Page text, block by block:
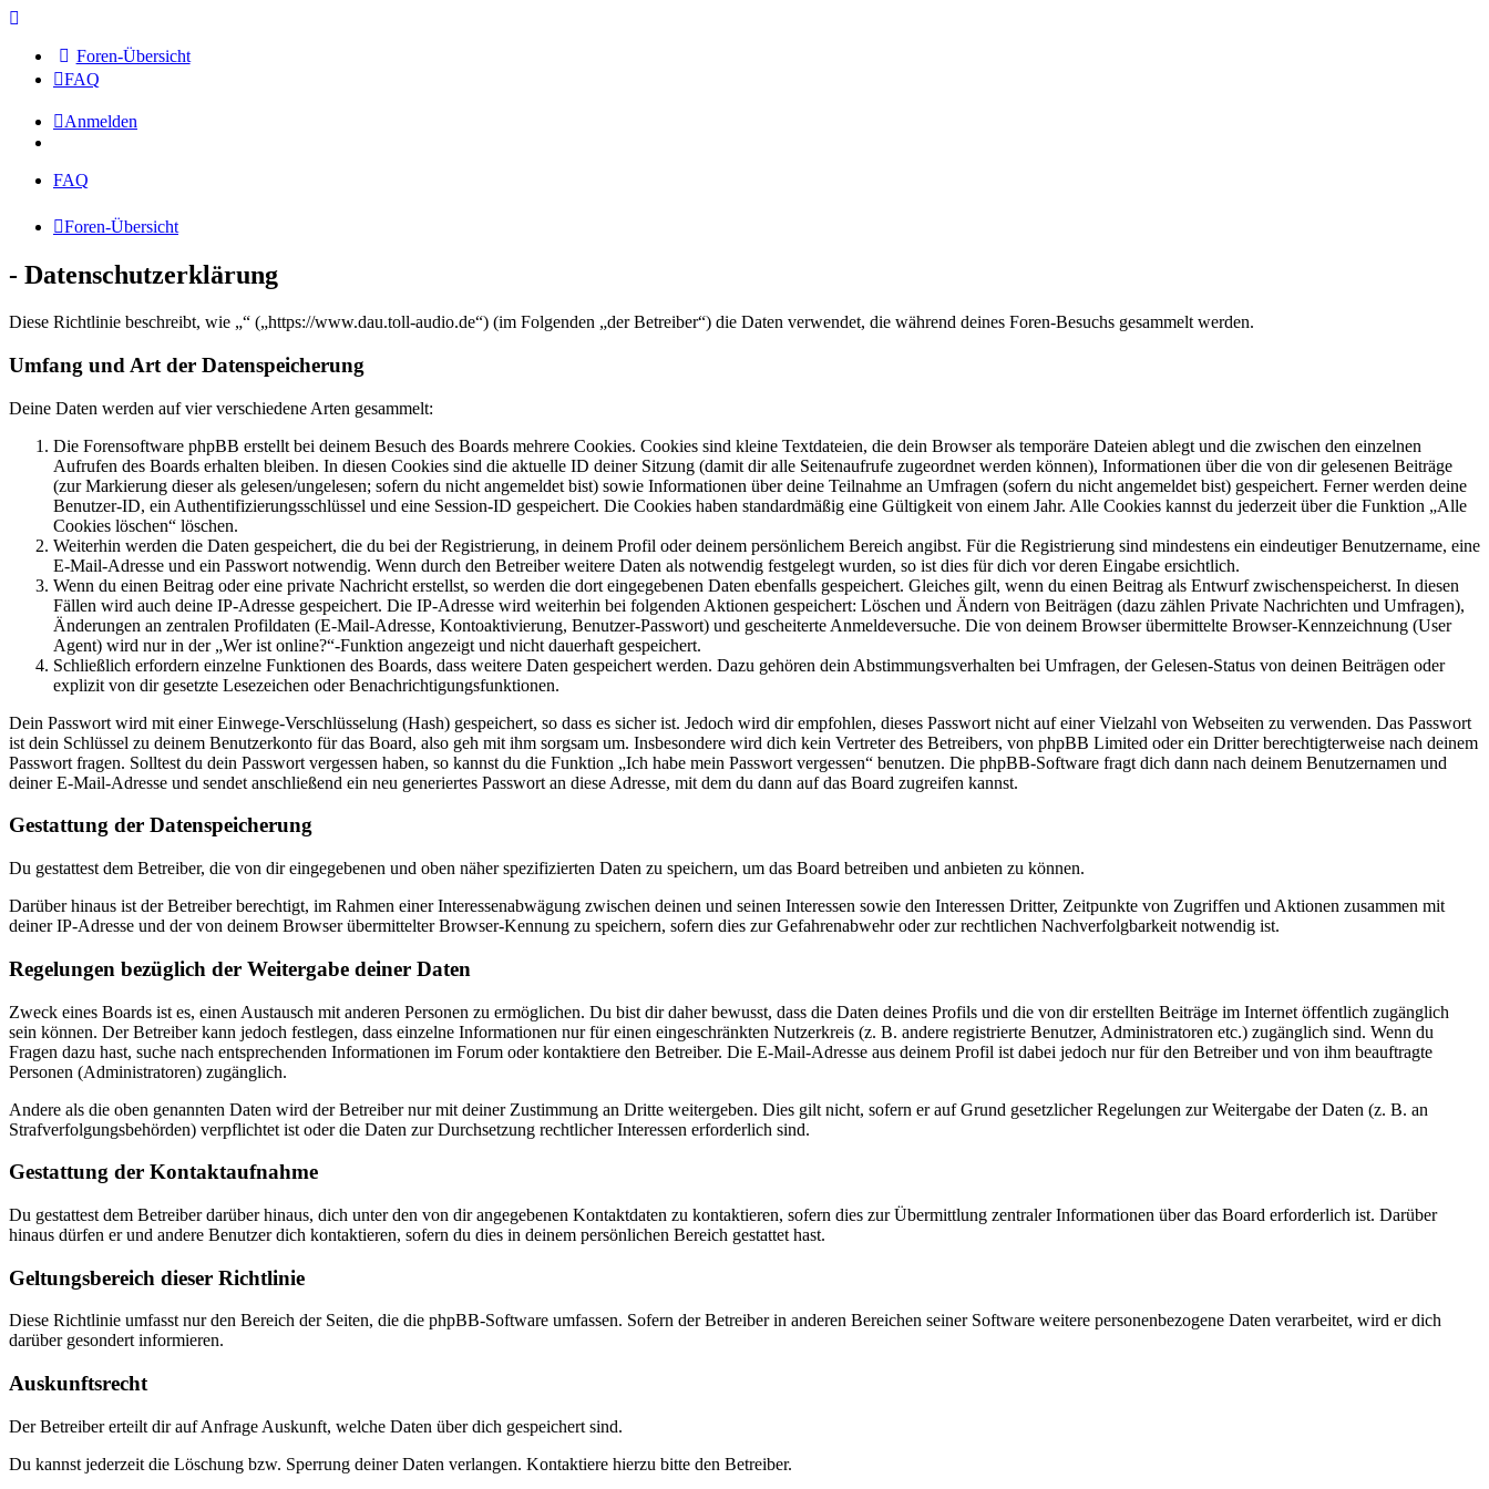
Foren-Übersicht
FAQ
Anmelden
FAQ
Foren-Übersicht
- Datenschutzerklärung
Diese Richtlinie beschreibt, wie „“ („https://www.dau.toll-audio.de“) (im Folgenden „der Betreiber“) die Daten verwendet, die während deines Foren-Besuchs gesammelt werden.
Umfang und Art der Datenspeicherung
Deine Daten werden auf vier verschiedene Arten gesammelt:
Die Forensoftware phpBB erstellt bei deinem Besuch des Boards mehrere Cookies. Cookies sind kleine Textdateien, die dein Browser als temporäre Dateien ablegt und die zwischen den einzelnen
Aufrufen des Boards erhalten bleiben. In diesen Cookies sind die aktuelle ID deiner Sitzung (damit dir alle Seitenaufrufe zugeordnet werden können), Informationen über die von dir gelesenen Beiträge
(zur Markierung dieser als gelesen/ungelesen; sofern du nicht angemeldet bist) sowie Informationen über deine Teilnahme an Umfragen (sofern du nicht angemeldet bist) gespeichert. Ferner werden deine
Benutzer-ID, ein Authentifizierungsschlüssel und eine Session-ID gespeichert. Die Cookies haben standardmäßig eine Gültigkeit von einem Jahr. Alle Cookies kannst du jederzeit über die Funktion „Alle
Cookies löschen“ löschen.
Weiterhin werden die Daten gespeichert, die du bei der Registrierung, in deinem Profil oder deinem persönlichem Bereich angibst. Für die Registrierung sind mindestens ein eindeutiger Benutzername, eine
E-Mail-Adresse und ein Passwort notwendig. Wenn durch den Betreiber weitere Daten als notwendig festgelegt wurden, so ist dies für dich vor deren Eingabe ersichtlich.
Wenn du einen Beitrag oder eine private Nachricht erstellst, so werden die dort eingegebenen Daten ebenfalls gespeichert. Gleiches gilt, wenn du einen Beitrag als Entwurf zwischenspeicherst. In diesen
Fällen wird auch deine IP-Adresse gespeichert. Die IP-Adresse wird weiterhin bei folgenden Aktionen gespeichert: Löschen und Ändern von Beiträgen (dazu zählen Private Nachrichten und Umfragen),
Änderungen an zentralen Profildaten (E-Mail-Adresse, Kontoaktivierung, Benutzer-Passwort) und gescheiterte Anmeldeversuche. Die von deinem Browser übermittelte Browser-Kennzeichnung (User
Agent) wird nur in der „Wer ist online?“-Funktion angezeigt und nicht dauerhaft gespeichert.
Schließlich erfordern einzelne Funktionen des Boards, dass weitere Daten gespeichert werden. Dazu gehören dein Abstimmungsverhalten bei Umfragen, der Gelesen-Status von deinen Beiträgen oder
explizit von dir gesetzte Lesezeichen oder Benachrichtigungsfunktionen.
Dein Passwort wird mit einer Einwege-Verschlüsselung (Hash) gespeichert, so dass es sicher ist. Jedoch wird dir empfohlen, dieses Passwort nicht auf einer Vielzahl von Webseiten zu verwenden. Das Passwort
ist dein Schlüssel zu deinem Benutzerkonto für das Board, also geh mit ihm sorgsam um. Insbesondere wird dich kein Vertreter des Betreibers, von phpBB Limited oder ein Dritter berechtigterweise nach deinem
Passwort fragen. Solltest du dein Passwort vergessen haben, so kannst du die Funktion „Ich habe mein Passwort vergessen“ benutzen. Die phpBB-Software fragt dich dann nach deinem Benutzernamen und
deiner E-Mail-Adresse und sendet anschließend ein neu generiertes Passwort an diese Adresse, mit dem du dann auf das Board zugreifen kannst.
Gestattung der Datenspeicherung
Du gestattest dem Betreiber, die von dir eingegebenen und oben näher spezifizierten Daten zu speichern, um das Board betreiben und anbieten zu können.
Darüber hinaus ist der Betreiber berechtigt, im Rahmen einer Interessenabwägung zwischen deinen und seinen Interessen sowie den Interessen Dritter, Zeitpunkte von Zugriffen und Aktionen zusammen mit
deiner IP-Adresse und der von deinem Browser übermittelter Browser-Kennung zu speichern, sofern dies zur Gefahrenabwehr oder zur rechtlichen Nachverfolgbarkeit notwendig ist.
Regelungen bezüglich der Weitergabe deiner Daten
Zweck eines Boards ist es, einen Austausch mit anderen Personen zu ermöglichen. Du bist dir daher bewusst, dass die Daten deines Profils und die von dir erstellten Beiträge im Internet öffentlich zugänglich
sein können. Der Betreiber kann jedoch festlegen, dass einzelne Informationen nur für einen eingeschränkten Nutzerkreis (z. B. andere registrierte Benutzer, Administratoren etc.) zugänglich sind. Wenn du
Fragen dazu hast, suche nach entsprechenden Informationen im Forum oder kontaktiere den Betreiber. Die E-Mail-Adresse aus deinem Profil ist dabei jedoch nur für den Betreiber und von ihm beauftragte
Personen (Administratoren) zugänglich.
Andere als die oben genannten Daten wird der Betreiber nur mit deiner Zustimmung an Dritte weitergeben. Dies gilt nicht, sofern er auf Grund gesetzlicher Regelungen zur Weitergabe der Daten (z. B. an
Strafverfolgungsbehörden) verpflichtet ist oder die Daten zur Durchsetzung rechtlicher Interessen erforderlich sind.
Gestattung der Kontaktaufnahme
Du gestattest dem Betreiber darüber hinaus, dich unter den von dir angegebenen Kontaktdaten zu kontaktieren, sofern dies zur Übermittlung zentraler Informationen über das Board erforderlich ist. Darüber
hinaus dürfen er und andere Benutzer dich kontaktieren, sofern du dies in deinem persönlichen Bereich gestattet hast.
Geltungsbereich dieser Richtlinie
Diese Richtlinie umfasst nur den Bereich der Seiten, die die phpBB-Software umfassen. Sofern der Betreiber in anderen Bereichen seiner Software weitere personenbezogene Daten verarbeitet, wird er dich
darüber gesondert informieren.
Auskunftsrecht
Der Betreiber erteilt dir auf Anfrage Auskunft, welche Daten über dich gespeichert sind.
Du kannst jederzeit die Löschung bzw. Sperrung deiner Daten verlangen. Kontaktiere hierzu bitte den Betreiber.